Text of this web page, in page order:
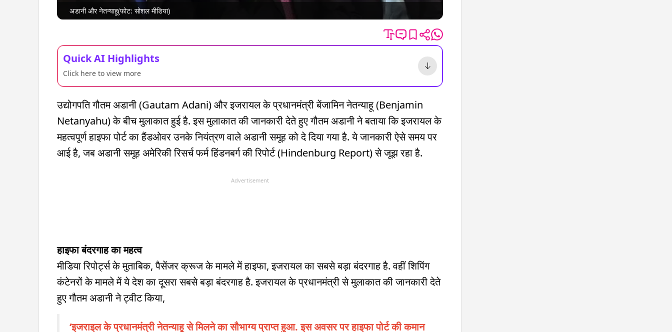
अडानी और नेतन्याहू(फोट: सोशल मीडिया)
Quick AI Highlights
Click here to view more
उद्योगपति गौतम अडानी (Gautam Adani) और इजरायल के प्रधानमंत्री बेंजामिन नेतन्याहू (Benjamin
Netanyahu) के बीच मुलाकात हुई है. इस मुलाकात की जानकारी देते हुए गौतम अडानी ने बताया कि इजरायल के
महत्वपूर्ण हाइफा पोर्ट का हैंडओवर उनके नियंत्रण वाले अडानी समूह को दे दिया गया है. ये जानकारी ऐसे समय पर
आई है, जब अडानी समूह अमेरिकी रिसर्च फर्म हिंडनबर्ग की रिपोर्ट (Hindenburg Report) से जूझ रहा है.
Advertisement
हाइफा बंदरगाह का महत्व
मीडिया रिपोर्ट्स के मुताबिक, पैसेंजर क्रूज के मामले में हाइफा, इजरायल का सबसे बड़ा बंदरगाह है. वहीं शिपिंग
कंटेनरों के मामले में ये देश का दूसरा सबसे बड़ा बंदरगाह है. इजरायल के प्रधानमंत्री से मुलाकात की जानकारी देते
हुए गौतम अडानी ने ट्वीट किया,
‘इजराइल के प्रधानमंत्री नेतन्याहू से मिलने का सौभाग्य प्राप्त हुआ. इस अवसर पर हाइफा पोर्ट की कमान